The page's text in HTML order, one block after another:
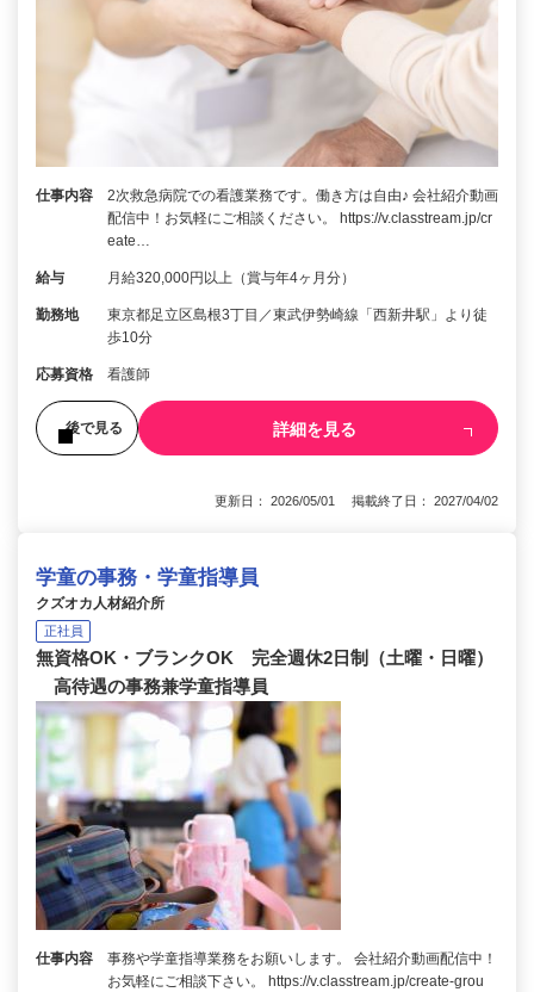
仕事内容
2次救急病院での看護業務です。働き方は自由♪ 会社紹介動画
配信中！お気軽にご相談ください。 https://v.classtream.jp/cr
eate…
給与 月給320,000円以上（賞与年4ヶ月分）
勤務地
東京都足立区島根3丁目／東武伊勢崎線「西新井駅」より徒
歩10分
応募資格 看護師
後で見る 詳細を見る
更新日： 2026/05/01 掲載終了日： 2027/04/02
学童の事務・学童指導員
クズオカ人材紹介所
正社員
無資格OK・ブランクOK 完全週休2日制（土曜・日曜）
高待遇の事務兼学童指導員
仕事内容
事務や学童指導業務をお願いします。 会社紹介動画配信中！
お気軽にご相談下さい。 https://v.classtream.jp/create-grou